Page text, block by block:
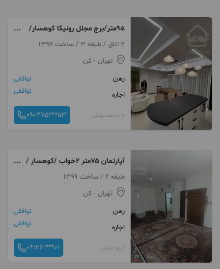
۹۵متر/برج مجلل رونیکا کوهسار/
مشاعات فوق لوکس
2 اتاق / طبقه 3 / ساخت 1397
تهران - کن
رهن
توافقی
اجاره
توافقی
8 ساعت پیش 090375***53
آپارتمان ۷۵متر ۲خواب /کوهسار /
طالقانی
طبقه 2 / ساخت 1399
تهران - کن
رهن
توافقی
اجاره
توافقی
1 روز پیش 091261***01